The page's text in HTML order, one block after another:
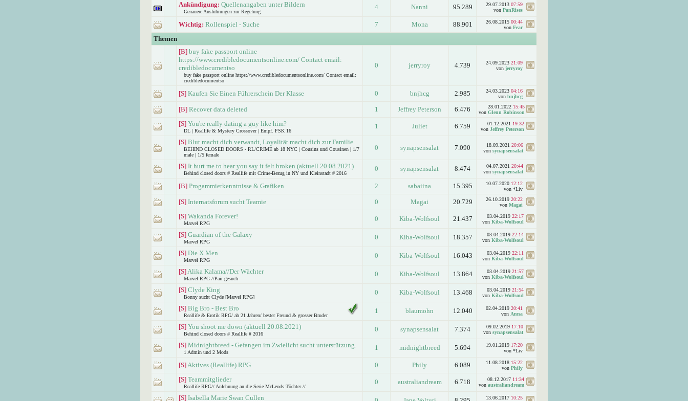
Ankündigung: Quellenangaben unter Bildern
Genauere Ausführungen zur Regelung
4 Nanni 95.289 29.07.2013 07:59
von PanRises
Wichtig: Rollenspiel - Suche 7 Mona 88.901 26.08.2015 00:44
von Fear
Themen
[B] buy fake passport online
https://www.credibledocumentsonline.com/ Contact email:
credibledocumentso
buy fake passport online https://www.credibledocumentsonline.com/ Contact email:
credibledocumentso
0 jerryroy 4.739 24.09.2023 21:09
von jerryroy
[S] Kaufen Sie Einen Führerschein Der Klasse 0 bnjhcg 2.985 24.03.2023 04:16
von bnjhcg
[B] Recover data deleted 1 Jeffrey Peterson 6.476 28.01.2022 15:45
von Glenn Robinson
[S] You're really dating a guy like him?
DL | Reallife & Mystery Crossover | Empf. FSK 16
1 Juliet 6.759 01.12.2021 19:32
von Jeffrey Peterson
[S] Blut macht dich verwandt, Loyalität macht dich zur Familie.
BEHIND CLOSED DOORS - RL/CRIME ab 18 NYC | Cousins und Cousinen | 1/7
male | 1/5 female
0 synapsensalat 7.090 18.09.2021 20:06
von synapsensalat
[S] It hurt me to hear you say it felt broken (aktuell 20.08.2021)
Behind closed doors # Reallife mit Crime-Bezug in NY und Kleinstadt # 2016
0 synapsensalat 8.474 04.07.2021 20:44
von synapsensalat
[B] Progammierkenntnisse & Grafiken 2 sabaiina 15.395 10.07.2020 12:12
von *Liv
[S] Internatsforum sucht Teamie 0 Magai 20.729 26.10.2019 20:22
von Magai
[S] Wakanda Forever!
Marvel RPG
0 Kiba-Wolfsoul 21.437 03.04.2019 22:17
von Kiba-Wolfsoul
[S] Guardian of the Galaxy
Marvel RPG
0 Kiba-Wolfsoul 18.357 03.04.2019 22:14
von Kiba-Wolfsoul
[S] Die X Men
Marvel RPG
0 Kiba-Wolfsoul 16.043 03.04.2019 22:11
von Kiba-Wolfsoul
[S]Alika Kalama//Der Wächter
Marvel RPG //Pair gesuch
0 Kiba-Wolfsoul 13.864 03.04.2019 21:57
von Kiba-Wolfsoul
[S] Clyde King
Bonny sucht Clyde [Marvel RPG]
0 Kiba-Wolfsoul 13.468 03.04.2019 21:54
von Kiba-Wolfsoul
[S] Big Bro - Best Bro
Reallife & Erotik RPG/ ab 21 Jahren/ bester Freund & grosser Bruder
1 blaumohn 12.040 02.04.2019 20:41
von Anna
[S] You shoot me down (aktuell 20.08.2021)
Behind closed doors # Reallife # 2016
0 synapsensalat 7.374 09.02.2019 17:10
von synapsensalat
[S] Midnightbreed - Gefangen im Zwielicht sucht unterstützung.
1 Admin und 2 Mods
1 midnightbreed 5.694 19.01.2019 17:20
von *Liv
[S]Aktives (Reallife) RPG 0 Phily 6.089 11.08.2018 15:22
von Phily
[S] Teammitglieder
Reallife RPG// Anlehnung an die Serie McLeods Töchter //
0 australiandream 6.718 08.12.2017 11:34
von australiandream
[S] Isabella Marie Swan Cullen 13.06.2017 10:25